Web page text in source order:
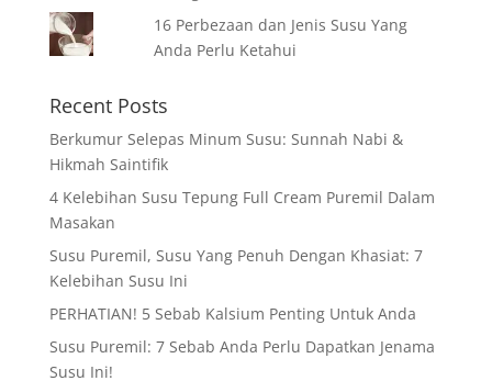
16 Perbezaan dan Jenis Susu Yang
Anda Perlu Ketahui
Recent Posts
Berkumur Selepas Minum Susu: Sunnah Nabi &
Hikmah Saintifik
4 Kelebihan Susu Tepung Full Cream Puremil Dalam
Masakan
Susu Puremil, Susu Yang Penuh Dengan Khasiat: 7
Kelebihan Susu Ini
PERHATIAN! 5 Sebab Kalsium Penting Untuk Anda
Susu Puremil: 7 Sebab Anda Perlu Dapatkan Jenama
Susu Ini!